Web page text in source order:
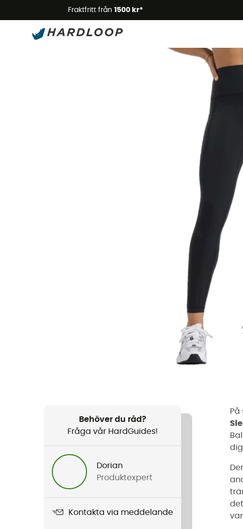
Fraktfritt från 1500 kr*
Behöver du råd?
Fråga vår HardGuides!
Dorian
Produktexpert
Kontakta via meddelande